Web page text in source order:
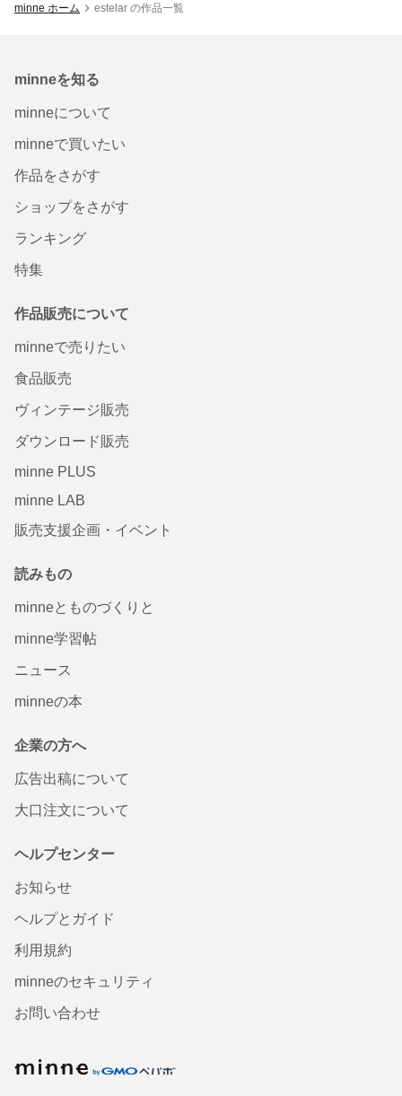
minne ホーム estelar の作品一覧
minneを知る
minneについて
minneで買いたい
作品をさがす
ショップをさがす
ランキング
特集
作品販売について
minneで売りたい
食品販売
ヴィンテージ販売
ダウンロード販売
minne PLUS
minne LAB
販売支援企画・イベント
読みもの
minneとものづくりと
minne学習帖
ニュース
minneの本
企業の方へ
広告出稿について
大口注文について
ヘルプセンター
お知らせ
ヘルプとガイド
利用規約
minneのセキュリティ
お問い合わせ